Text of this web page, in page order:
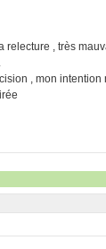
relecture , très
, mon